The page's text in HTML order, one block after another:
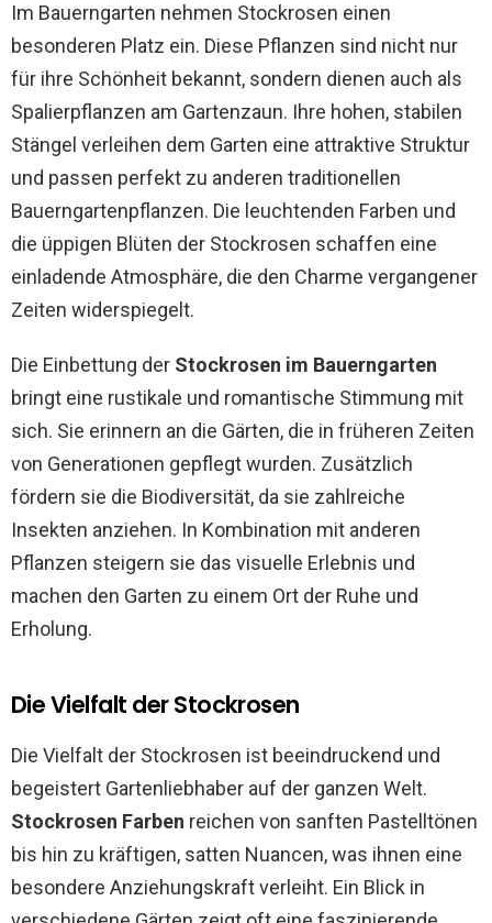
Im Bauerngarten nehmen Stockrosen einen
besonderen Platz ein. Diese Pflanzen sind nicht nur
für ihre Schönheit bekannt, sondern dienen auch als
Spalierpflanzen am Gartenzaun. Ihre hohen, stabilen
Stängel verleihen dem Garten eine attraktive Struktur
und passen perfekt zu anderen traditionellen
Bauerngartenpflanzen. Die leuchtenden Farben und
die üppigen Blüten der Stockrosen schaffen eine
einladende Atmosphäre, die den Charme vergangener
Zeiten widerspiegelt.
Die Einbettung der Stockrosen im Bauerngarten
bringt eine rustikale und romantische Stimmung mit
sich. Sie erinnern an die Gärten, die in früheren Zeiten
von Generationen gepflegt wurden. Zusätzlich
fördern sie die Biodiversität, da sie zahlreiche
Insekten anziehen. In Kombination mit anderen
Pflanzen steigern sie das visuelle Erlebnis und
machen den Garten zu einem Ort der Ruhe und
Erholung.
Die Vielfalt der Stockrosen
Die Vielfalt der Stockrosen ist beeindruckend und
begeistert Gartenliebhaber auf der ganzen Welt.
Stockrosen Farben reichen von sanften Pastelltönen
bis hin zu kräftigen, satten Nuancen, was ihnen eine
besondere Anziehungskraft verleiht. Ein Blick in